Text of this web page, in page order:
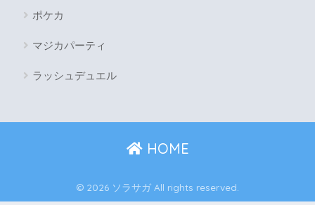
ポケカ
マジカパーティ
ラッシュデュエル
HOME
© 2026 ソラサガ All rights reserved.